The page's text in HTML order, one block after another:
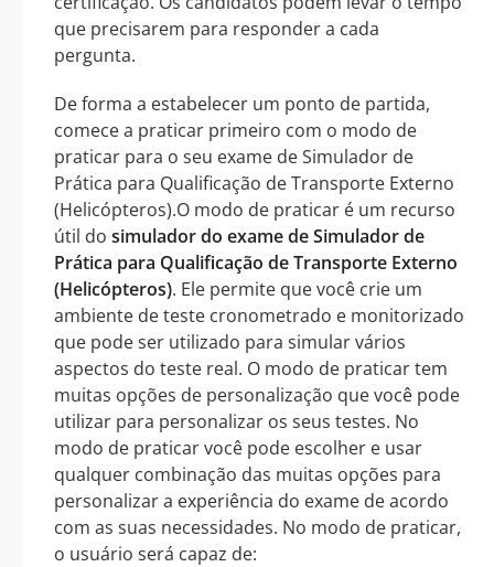
que precisarem para responder a cada
pergunta.
De forma a estabelecer um ponto de partida,
comece a praticar primeiro com o modo de
praticar para o seu exame de Simulador de
Prática para Qualificação de Transporte Externo
(Helicópteros).O modo de praticar é um recurso
útil do simulador do exame de Simulador de
Prática para Qualificação de Transporte Externo
(Helicópteros). Ele permite que você crie um
ambiente de teste cronometrado e monitorizado
que pode ser utilizado para simular vários
aspectos do teste real. O modo de praticar tem
muitas opções de personalização que você pode
utilizar para personalizar os seus testes. No
modo de praticar você pode escolher e usar
qualquer combinação das muitas opções para
personalizar a experiência do exame de acordo
com as suas necessidades. No modo de praticar,
o usuário será capaz de: